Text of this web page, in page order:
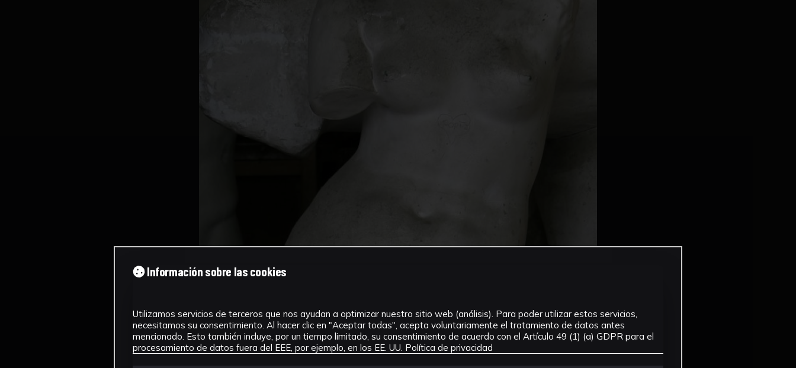
Información sobre las cookies
Utilizamos servicios de terceros que nos ayudan a optimizar nuestro sitio web (análisis). Para poder utilizar estos servicios,
necesitamos su consentimiento. Al hacer clic en "Aceptar todas", acepta voluntariamente el tratamiento de datos antes
mencionado. Esto también incluye, por un tiempo limitado, su consentimiento de acuerdo con el Artículo 49 (1) (a) GDPR para el
procesamiento de datos fuera del EEE, por ejemplo, en los EE. UU. Política de privacidad